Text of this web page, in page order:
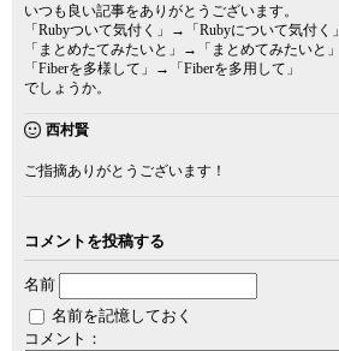
いつも良い記事をありがとうございます。
「Rubyついて気付く」→「Rubyについて気付く」
「まとめたてみたいと」→「まとめてみたいと」
「Fiberを多様して」→「Fiberを多用して」
でしょうか。
西村賢
ご指摘ありがとうございます！
コメントを投稿する
名前
名前を記憶しておく
コメント：